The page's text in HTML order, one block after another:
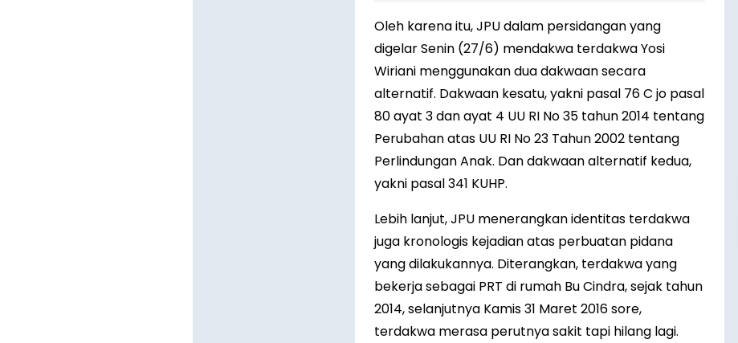
Oleh karena itu, JPU dalam persidangan yang
digelar Senin (27/6) mendakwa terdakwa Yosi
Wiriani menggunakan dua dakwaan secara
alternatif. Dakwaan kesatu, yakni pasal 76 C jo pasal
80 ayat 3 dan ayat 4 UU RI No 35 tahun 2014 tentang
Perubahan atas UU RI No 23 Tahun 2002 tentang
Perlindungan Anak. Dan dakwaan alternatif kedua,
yakni pasal 341 KUHP.
Lebih lanjut, JPU menerangkan identitas terdakwa
juga kronologis kejadian atas perbuatan pidana
yang dilakukannya. Diterangkan, terdakwa yang
bekerja sebagai PRT di rumah Bu Cindra, sejak tahun
2014, selanjutnya Kamis 31 Maret 2016 sore,
terdakwa merasa perutnya sakit tapi hilang lagi.